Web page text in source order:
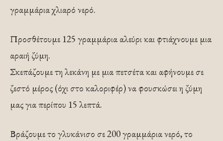
γραμμάρια χλιαρό νερό.
Προσθέτουμε 125 γραμμάρια αλεύρι και φτιάχνουμε μια
αραιή ζύμη.
Σκεπάζουμε τη λεκάνη με μια πετσέτα και αφήνουμε σε
ζεστό μέρος (όχι στο καλοριφέρ) να φουσκώσει η ζύμη
μας για περίπου 15 λεπτά.
Βράζουμε το γλυκάνισο σε 200 γραμμάρια νερό, το